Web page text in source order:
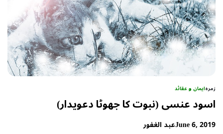
زمرہایمان و عقائد
اسود عنسی (نبوت کا جھوٹا دعویدار)
June 6, 2019عبد الغفور